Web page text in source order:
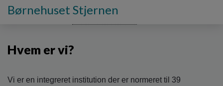
Børnehuset Stjernen
Børnehuset Stjernen
Hvem er vi?
Vi er en integreret institution der er normeret til 39